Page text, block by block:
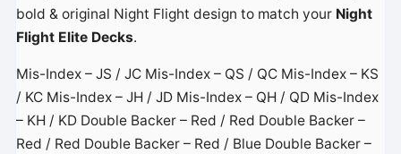
bold & original Night Flight design to match your Night
Flight Elite Decks.
Mis-Index – JS / JC Mis-Index – QS / QC Mis-Index – KS
/ KC Mis-Index – JH / JD Mis-Index – QH / QD Mis-Index
– KH / KD Double Backer – Red / Red Double Backer –
Red / Red Double Backer – Red / Blue Double Backer –